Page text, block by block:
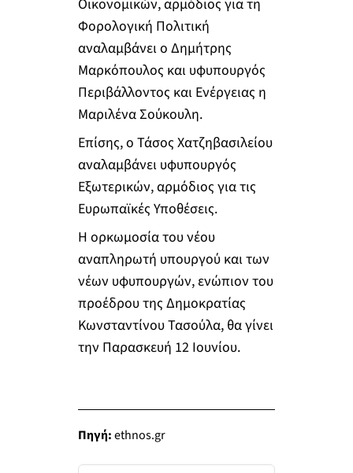
Οικονομικών, αρμόδιος για τη
Φορολογική Πολιτική
αναλαμβάνει ο Δημήτρης
Μαρκόπουλος και υφυπουργός
Περιβάλλοντος και Ενέργειας η
Μαριλένα Σούκουλη.
Επίσης, ο Τάσος Χατζηβασιλείου
αναλαμβάνει υφυπουργός
Εξωτερικών, αρμόδιος για τις
Ευρωπαϊκές Υποθέσεις.
Η ορκωμοσία του νέου
αναπληρωτή υπουργού και των
νέων υφυπουργών, ενώπιον του
προέδρου της Δημοκρατίας
Κωνσταντίνου Τασούλα, θα γίνει
την Παρασκευή 12 Ιουνίου.
Πηγή:ethnos.gr